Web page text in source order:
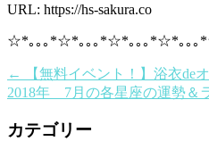
URL: https://hs-sakura.co
☆*｡｡｡*☆*｡｡｡*☆*｡｡｡*☆*｡｡
←
【無料イベント！】浴衣de
2018年 7月の各星座の運勢＆
カテゴリー